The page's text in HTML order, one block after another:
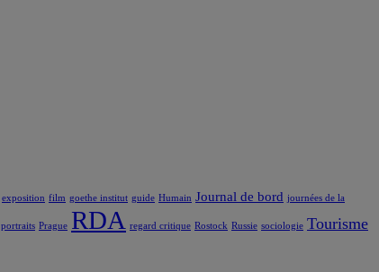
exposition film goethe institut guide Humain Journal de bord journées de la
portraits Prague RDA regard critique Rostock Russie sociologie Tourisme